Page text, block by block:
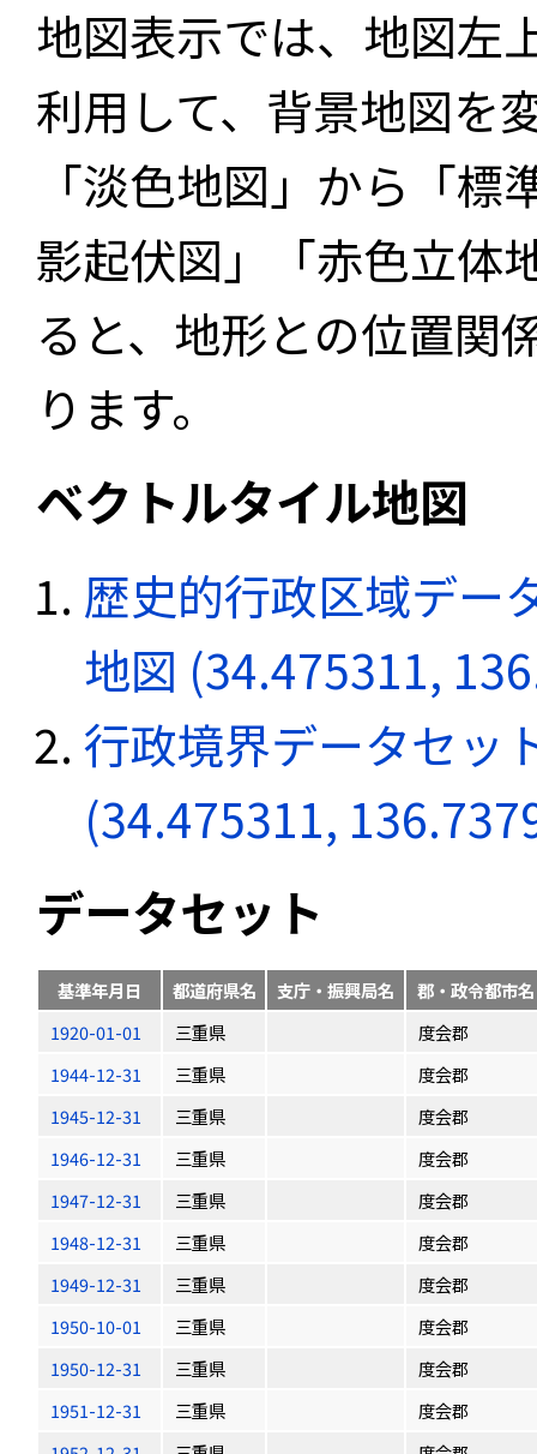
地図表示では、地図左
利用して、背景地図を
「淡色地図」から「
影起伏図」「赤色立体
ると、地形との位置関
ります。
ベクトルタイル地図
歴史的行政区域デー
地図 (34.475311,
行政境界データセッ
(34.475311,
データセット
基準年月日 都道府県名 支庁・振興局名
郡・政令都市名
1920-01-01
三重県
度会郡
1944-12-31
三重県
度会郡
1945-12-31
三重県
度会郡
1946-12-31
三重県
度会郡
1947-12-31
三重県
度会郡
1948-12-31
三重県
度会郡
1949-12-31
三重県
度会郡
1950-10-01
三重県
度会郡
1950-12-31
三重県
度会郡
1951-12-31
三重県
度会郡